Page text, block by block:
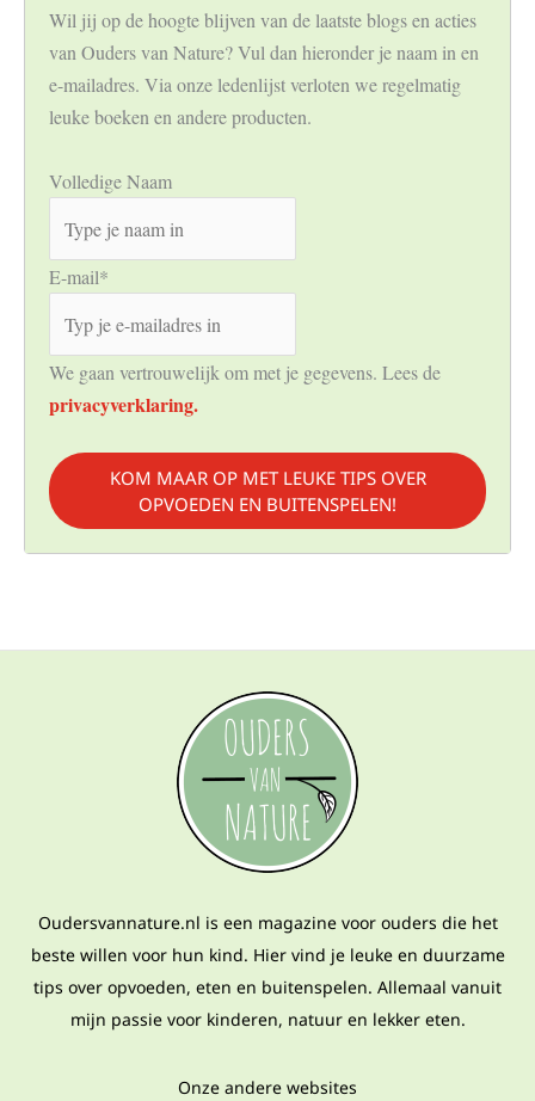
Wil jij op de hoogte blijven van de laatste blogs en acties
van Ouders van Nature? Vul dan hieronder je naam in en
e-mailadres. Via onze ledenlijst verloten we regelmatig
leuke boeken en andere producten.
Volledige Naam
E-mail*
We gaan vertrouwelijk om met je gegevens. Lees de
privacyverklaring.
KOM MAAR OP MET LEUKE TIPS OVER
OPVOEDEN EN BUITENSPELEN!
Oudersvannature.nl is een magazine voor ouders die het
beste willen voor hun kind. Hier vind je leuke en duurzame
tips over opvoeden, eten en buitenspelen. Allemaal vanuit
mijn passie voor kinderen, natuur en lekker eten.
Onze andere websites